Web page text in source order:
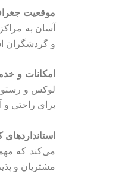
موقعیت
آسان به
و گردشگران
امکانات و
لوکس و
برای راحتی
می‌کند که
مشتریان و